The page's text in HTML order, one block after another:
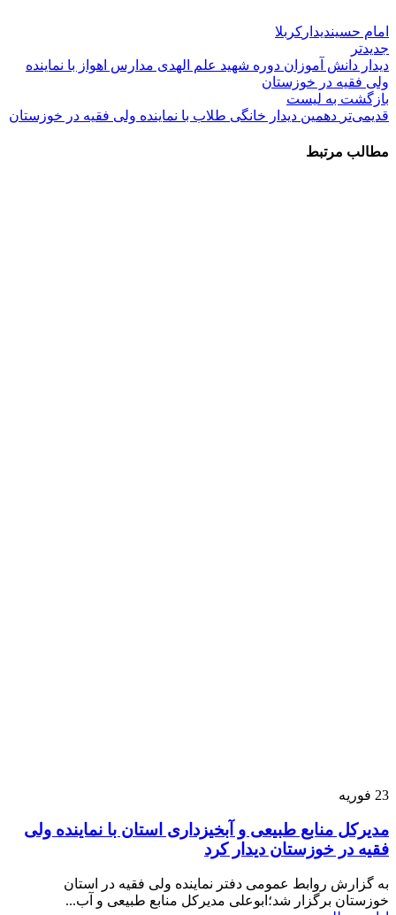
امام حسیندیدار کربلا
جدیدتر
دیدار دانش آموزان دوره شهید علم الهدی مدارس اهواز با نماینده
ولی فقیه در خوزستان
بازگشت به لیست
قدیمی‌تر دهمین دیدار خانگی طلاب با نماینده ولی فقیه در خوزستان
مطالب مرتبط
23 فوریه
مدیرکل منابع طبیعی و آبخیزداری استان با نماینده ولی
فقیه در خوزستان دیدار کرد
به گزارش روابط عمومی دفتر نماینده ولی فقیه در استان
خوزستان برگزار شد؛ابوعلی مدیرکل منابع طبیعی و آب...